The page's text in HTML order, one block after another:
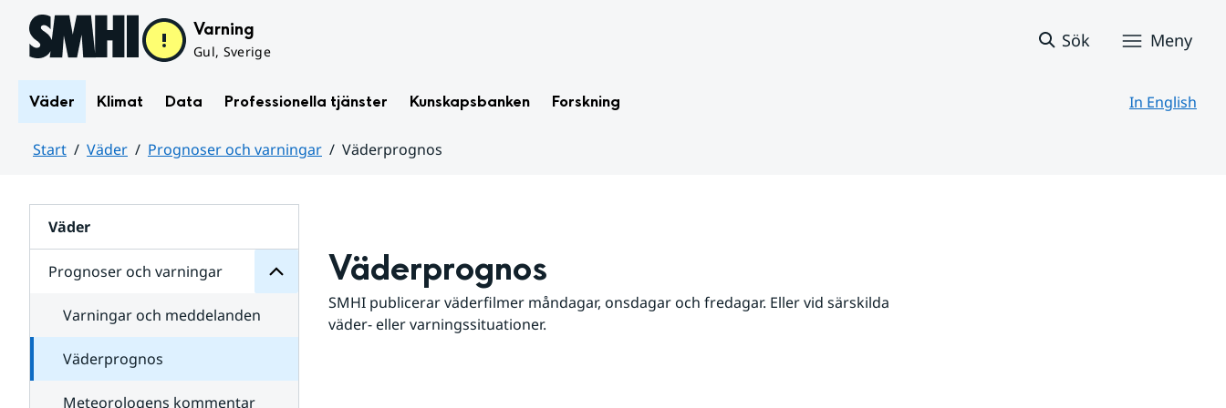
Hoppa till sidans innehåll Varning
Gul, Sverige
Sök Meny
Väder Klimat Data Professionella tjänster Kunskapsbanken Forskning In English
Start Väder Prognoser och varningar
Väderprognos
Väder
Prognoser och varningar
för
varningar
Varningar och meddelanden
Väderprognos
Meteorologens kommentar
Väderprognos
SMHI publicerar väderfilmer måndagar, onsdagar och fredagar. Eller vid särskilda
väder- eller varningssituationer.